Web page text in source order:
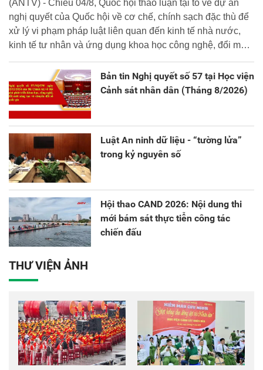
(ANTV) - Chiều 04/8, Quốc hội thảo luận tại tổ về dự án
nghị quyết của Quốc hội về cơ chế, chính sạch đặc thù để
xử lý vi phạm pháp luật liên quan đến kinh tế nhà nước,
kinh tế tư nhân và ứng dụng khoa học công nghệ, đổi mới
Bản tin Nghị quyết số 57 tại Học viện
Cảnh sát nhân dân (Tháng 8/2026)
Luật An ninh dữ liệu - “tường lửa”
trong kỷ nguyên số
Hội thao CAND 2026: Nội dung thi
mới bám sát thực tiễn công tác
chiến đấu
THƯ VIỆN ẢNH